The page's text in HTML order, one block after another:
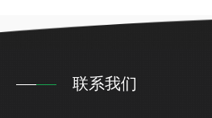
联系我们